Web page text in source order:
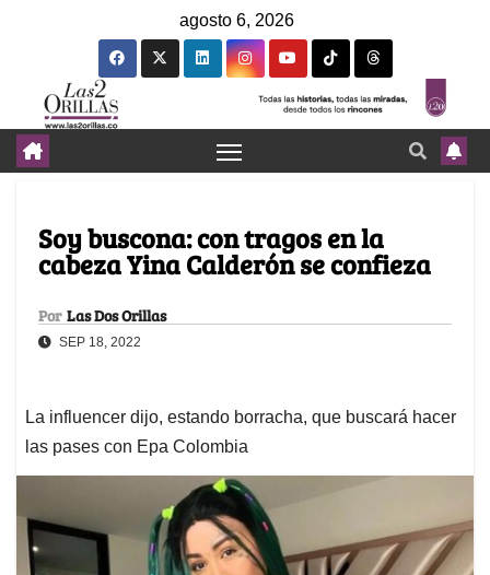
agosto 6, 2026
Soy buscona: con tragos en la
cabeza Yina Calderón se confieza
Por Las Dos Orillas
SEP 18, 2022
La influencer dijo, estando borracha, que buscará hacer
las pases con Epa Colombia